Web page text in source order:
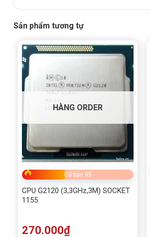
Sản phẩm tương tự
HÀNG ORDER
Đã bán 95
CPU G2120 (3,3GHz,3M) SOCKET
1155
270.000₫